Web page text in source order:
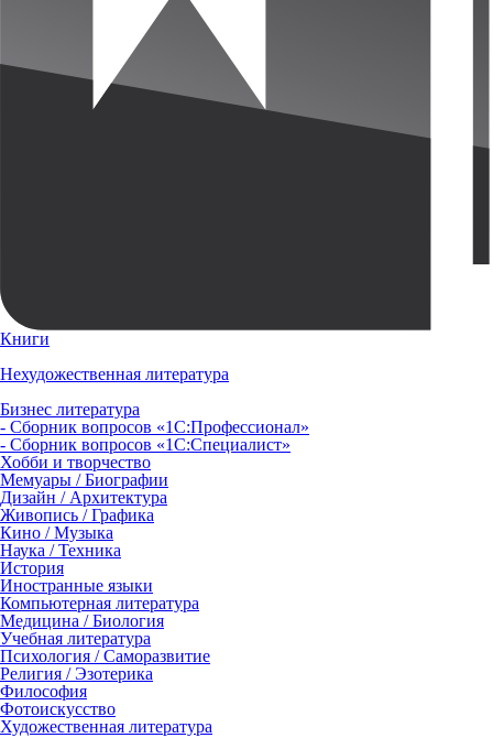
Книги
Нехудожественная литература
Бизнес литература
- Сборник вопросов «1С:Профессионал»
- Сборник вопросов «1С:Специалист»
Хобби и творчество
Мемуары / Биографии
Дизайн / Архитектура
Живопись / Графика
Кино / Музыка
Наука / Техника
История
Иностранные языки
Компьютерная литература
Медицина / Биология
Учебная литература
Психология / Саморазвитие
Религия / Эзотерика
Философия
Фотоискусство
Художественная литература